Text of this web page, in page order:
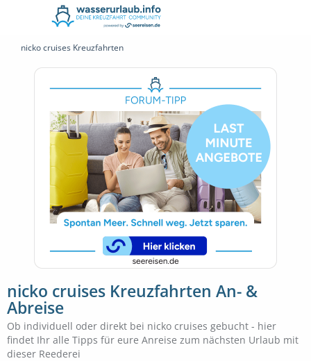
nicko cruises Kreuzfahrten
nicko cruises Kreuzfahrten An- &
Abreise
Ob individuell oder direkt bei nicko cruises gebucht - hier
findet Ihr alle Tipps für eure Anreise zum nächsten Urlaub mit
dieser Reederei